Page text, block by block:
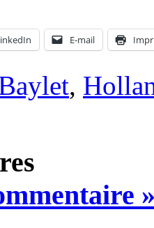
E-mail
,